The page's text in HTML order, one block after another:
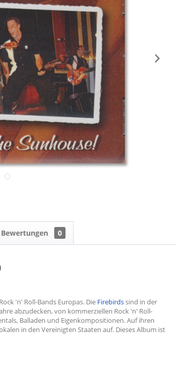
Bewertungen 0
'n' Roll-Bands Europas. Die Firebirdssind in der
abzudecken, von kommerziellen Rock 'n' Roll-
Balladen und Eigenkompositionen. Auf ihren
in den Vereinigten Staaten auf. Dieses Album ist